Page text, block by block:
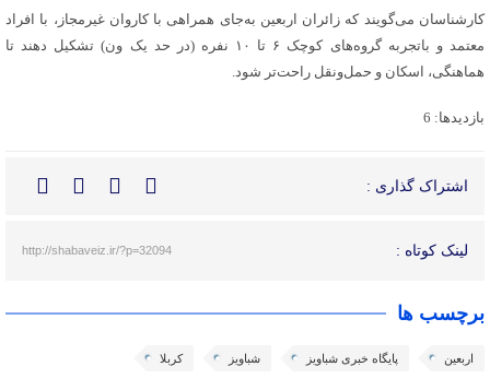
کارشناسان می‌گویند که زائران اربعین به‌جای همراهی با کاروان‌ غیرمجاز، با افراد
معتمد و باتجربه گروه‌های کوچک ۶ تا ۱۰ نفره (در حد یک ون) تشکیل دهند تا
هماهنگی، اسکان و حمل‌ونقل راحت‌تر شود.
بازدیدها: 6
اشتراک گذاری :
لینک کوتاه : http://shabaveiz.ir/?p=32094
برچسب ها
اربعین پایگاه خبری شباویز شباویز کربلا